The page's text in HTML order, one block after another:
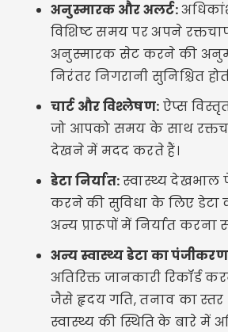
अनुस्मारक और अलर्ट:
विशिष्ट समय पर अपने
अनुस्मारक सेट करने की
निरंतर निगरानी सुनिश्चित
चार्ट और विश्लेषण: ऐप्स
जो आपको समय के साथ
देखने में मदद करते हैं।
डेटा निर्यात:स्वास्थ्य देखभाल
करने की सुविधा के लिए डेटा
अन्य प्रारूपों में निर्यात करना
अन्य स्वास्थ्य डेटा का
अतिरिक्त जानकारी रिकॉर्ड
जैसे हृदय गति, तनाव का
स्वास्थ्य की स्थिति के बारे में